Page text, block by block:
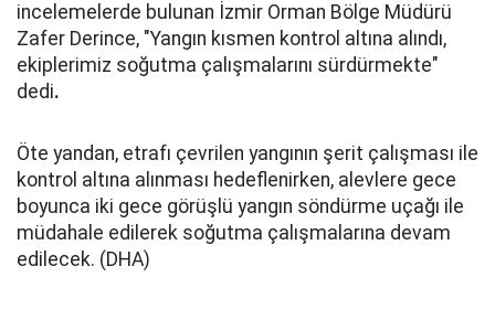
incelemelerde bulunan İzmir Orman Bölge Müdürü
Zafer Derince, "Yangın kısmen kontrol altına alındı,
ekiplerimiz soğutma çalışmalarını sürdürmekte"
dedi.
Öte yandan, etrafı çevrilen yangının şerit çalışması ile
kontrol altına alınması hedeflenirken, alevlere gece
boyunca iki gece görüşlü yangın söndürme uçağı ile
müdahale edilerek soğutma çalışmalarına devam
edilecek. (DHA)